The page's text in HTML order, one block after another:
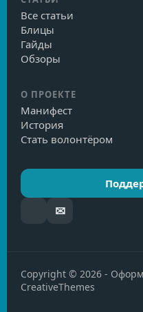
Все статьи
Блицы
Гайды
Обзоры
О ПРОЕКТЕ
Манифест
История
Стать волонтёром
✉
Copyright © 2026 -
CreativeThemes